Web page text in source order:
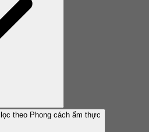
theo Phong cách ẩm thực